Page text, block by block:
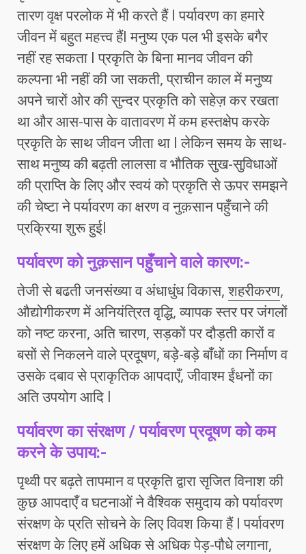
तारण वृक्ष परलोक में भी करते हैं l पर्यावरण का हमारे
जीवन में बहुत महत्त्व हैंl मनुष्य एक पल भी इसके बगैर
नहीं रह सकता l प्रकृति के बिना मानव जीवन की
कल्पना भी नहीं की जा सकती, प्राचीन काल में मनुष्य
अपने चारों ओर की सुन्दर प्रकृति को सहेज़ कर रखता
था और आस-पास के वातावरण में कम हस्तक्षेप करके
प्रकृति के साथ जीवन जीता था l लेकिन समय के साथ-
साथ मनुष्य की बढ़ती लालसा व भौतिक सुख-सुविधाओं
की प्राप्ति के लिए और स्वयं को प्रकृति से ऊपर समझने
की चेष्टा ने पर्यावरण का क्षरण व नुक़सान पहुँचाने की
प्रक्रिया शुरू हुईl
पर्यावरण को नुक़सान पहुँचाने वाले कारण:-
तेजी से बढती जनसंख्या व अंधाधुंध विकास,शहरीकरण,
औद्योगीकरण में अनियंत्रित वृद्धि, व्यापक स्तर पर जंगलों
को नष्ट करना, अति चारण, सड़कों पर दौड़ती कारों व
बसों से निकलने वाले प्रदूषण, बड़े-बड़े बाँधों का निर्माण व
उसके दबाव से प्राकृतिक आपदाएँ, जीवाश्म ईंधनों का
अति उपयोग आदि l
पर्यावरण का संरक्षण / पर्यावरण प्रदूषण को कम
करने के उपाय:-
पृथ्वी पर बढ़ते तापमान व प्रकृति द्वारा सृजित विनाश की
कुछ आपदाएँ व घटनाओं ने वैश्विक समुदाय को पर्यावरण
संरक्षण के प्रति सोचने के लिए विवश किया हैं l पर्यावरण
संरक्षण के लिए हमें अधिक से अधिक पेड़-पौधे लगाना,